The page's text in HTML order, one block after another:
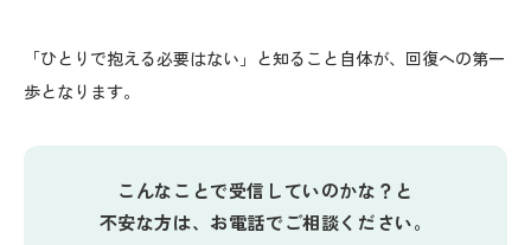
「ひとりで抱える必要はない」と知ること自体が、回復への第一
歩となります。
こんなことで受信していのかな？と
不安な方は、お電話でご相談ください。